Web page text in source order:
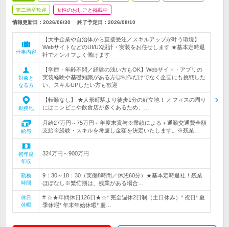
第二新卒歓迎 女性のおしごと掲載中
情報更新日：2026/06/30 終了予定日： 2026/08/10
仕事内容
【大手企業や自治体から直接受注／スキルアップが叶う環境】
WebサイトなどのUI/UX設計・実装をお任せします ★基本定時退
社でオンオフよく働けます
対象と
なる方
【学歴・年齢不問／経験の浅い方もOK】Webサイト・アプリの
実装経験や基礎知識がある方◎制作だけでなく企画にも挑戦した
い、スキルUPしたい方も歓迎
勤務地
【転勤なし】 ★人形町駅より徒歩1分の好立地！ オフィスの周り
にはコンビニや飲食店が多くあるため、…
給与
月給27万円～75万円＋年度末賞与※業績による＋通勤交通費全額
支給※経験・スキルを考慮し金額を決定いたします。※残業…
初年度
年収
324万円～900万円
勤務
時間
9：30～18：30（実働8時間／休憩60分）★基本定時退社！残業
ほぼなし※繁忙期は、残業がある場合…
休日
休暇
# ☆★年間休日126日★☆* 完全週休2日制（土日休み）* 祝日* 夏
季休暇* 年末年始休暇* 慶…